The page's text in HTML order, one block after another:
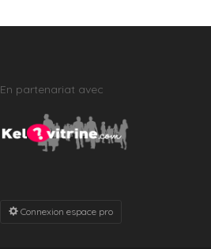
En partenariat avec
Connexion espace pro